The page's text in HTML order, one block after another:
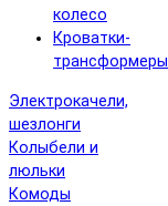
колесо
Кроватки-
трансформеры
Электрокачели,
шезлонги
Колыбели и
люльки
Комоды